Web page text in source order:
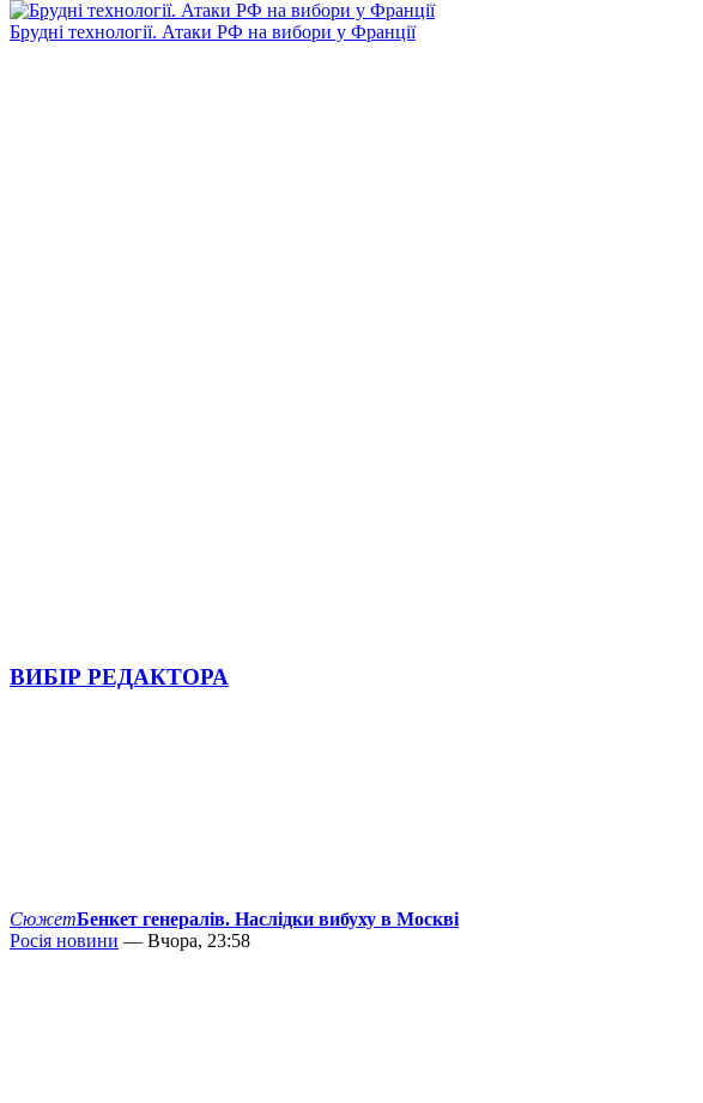
Брудні технології. Атаки РФ на вибори у Франції
ВИБІР РЕДАКТОРА
СюжетБенкет генералів. Наслідки вибуху в Москві
Росія новини — Вчора, 23:58